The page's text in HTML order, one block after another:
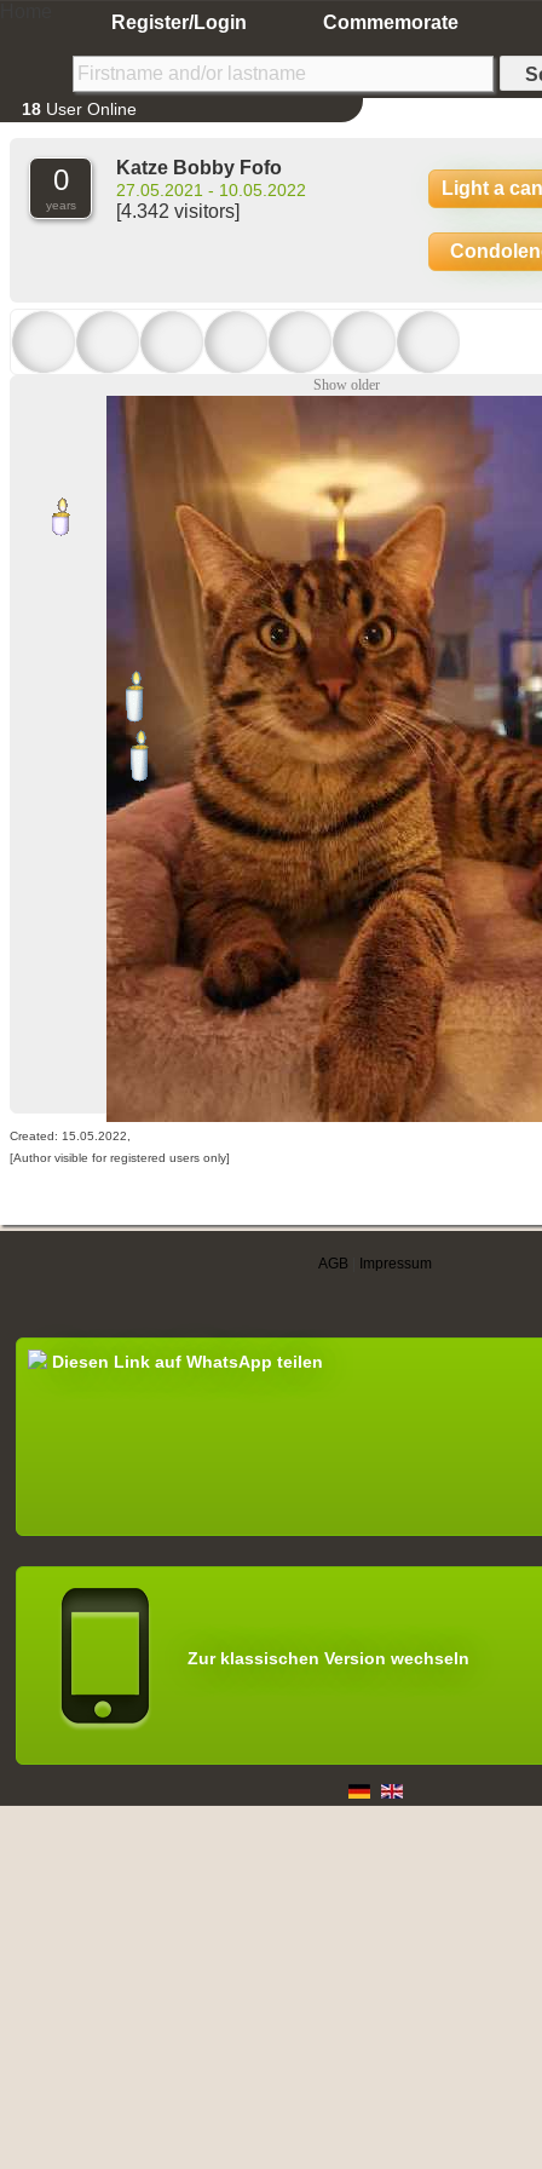
Register/Login Commemorate
18 User Online
0
years
Katze Bobby Fofo
27.05.2021 - 10.05.2022
[4.342 visitors]
Light a
Show older
Created: 15.05.2022,
[Author visible for registered users only]
AGB Impressum
Diesen Link auf WhatsApp teilen
Zur klassischen Version wechseln